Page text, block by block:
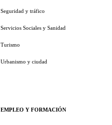
Seguridad y tráfico
Servicios Sociales y Sanidad
Turismo
Urbanismo y ciudad
EMPLEO Y FORMACIÓN